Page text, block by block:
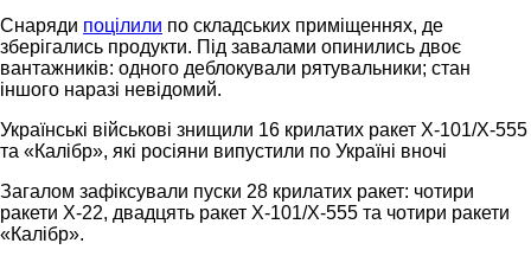
Снаряди поцілили по складських приміщеннях, де
зберігались продукти. Під завалами опинились двоє
вантажників: одного деблокували рятувальники; стан
іншого наразі невідомий.
Українські військові знищили 16 крилатих ракет Х-101/Х-555
та «Калібр», які росіяни випустили по Україні вночі
Загалом зафіксували пуски 28 крилатих ракет: чотири
ракети Х-22, двадцять ракет Х-101/Х-555 та чотири ракети
«Калібр».